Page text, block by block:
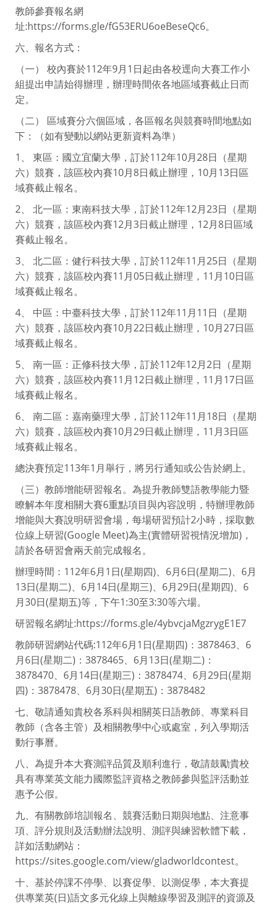
教師參賽報名網
址:https://forms.gle/fG53ERU6oeBeseQc6。
六、報名方式：
（一） 校內賽於112年9月1日起由各校逕向大賽工作小
組提出申請始得辦理，辦理時間依各地區域賽截止日而
定。
（二） 區域賽分六個區域，各區報名與競賽時間地點如
下：（如有變動以網站更新資料為準）
1、 東區：國立宜蘭大學，訂於112年10月28日（星期
六）競賽，該區校內賽10月8日截止辦理，10月13日區
域賽截止報名。
2、 北一區：東南科技大學，訂於112年12月23日（星期
六）競賽，該區校內賽12月3日截止辦理，12月8日區域
賽截止報名。
3、 北二區：健行科技大學，訂於112年11月25日（星期
六）競賽，該區校內賽11月05日截止辦理，11月10日區
域賽截止報名。
4、 中區：中臺科技大學，訂於112年11月11日（星期
六）競賽，該區校內賽10月22日截止辦理，10月27日區
域賽截止報名。
5、 南一區：正修科技大學，訂於112年12月2日（星期
六）競賽，該區校內賽11月12日截止辦理，11月17日區
域賽截止報名。
6、 南二區：嘉南藥理大學，訂於112年11月18日（星期
六）競賽，該區校內賽10月29日截止辦理，11月3日區
域賽截止報名。
總決賽預定113年1月舉行，將另行通知或公告於網上。
（三）教師增能研習報名。為提升教師雙語教學能力暨
瞭解本年度相關大賽6重點項目與內容說明，特辦理教師
增能與大賽說明研習會場，每場研習預計2小時，採取數
位線上研習(Google Meet)為主(實體研習視情況增加)，
請於各研習會兩天前完成報名。
辦理時間：112年6月1日(星期四)、6月6日(星期二)、6月
13日(星期二)、6月14日(星期三)、6月29日(星期四)、6
月30日(星期五)等，下午1:30至3:30等六場。
研習報名網址:https://forms.gle/4ybvcjaMgzrygE1E7
教師研習網站代碼:112年6月1日(星期四)：3878463、6
月6日(星期二)：3878465、6月13日(星期二)：
3878470、6月14日(星期三)：3878474、6月29日(星期
四)：3878478、6月30日(星期五)：3878482
七、敬請通知貴校各系科與相關英日語教師、專業科目
教師（含各主管）及相關教學中心或處室，列入學期活
動行事曆。
八、為提升本大賽測評品質及順利進行，敬請鼓勵貴校
具有專業英文能力國際監評資格之教師參與監評活動並
惠予公假。
九、有關教師培訓報名、競賽活動日期與地點、注意事
項、評分規則及活動辦法說明、測評與練習軟體下載，
詳如活動網站：
https://sites.google.com/view/gladworldcontest。
十、基於停課不停學、以賽促學、以測促學，本大賽提
供專業英(日)語文多元化線上與離線學習及測評的資源及